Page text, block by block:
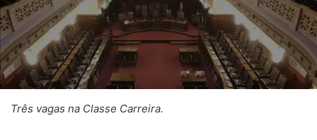
Três vagas na Classe Carreira.